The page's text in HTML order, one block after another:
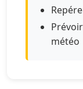
météo